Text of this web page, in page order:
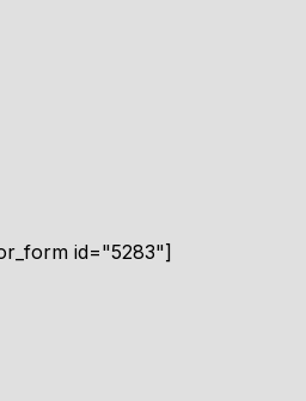
id="5283"]